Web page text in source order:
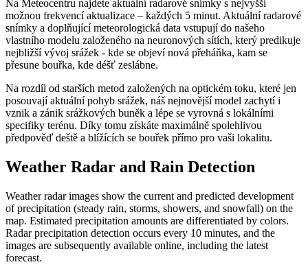
Na Meteocentru najdete aktuální radarové snímky s nejvyšší
možnou frekvencí aktualizace – každých 5 minut. Aktuální radarové
snímky a doplňující meteorologická data vstupují do našeho
vlastního modelu založeného na neuronových sítích, který predikuje
nejbližší vývoj srážek - kde se objeví nová přeháňka, kam se
přesune bouřka, kde déšť zeslábne.
Na rozdíl od starších metod založených na optickém toku, které jen
posouvají aktuální pohyb srážek, náš nejnovější model zachytí i
vznik a zánik srážkových buněk a lépe se vyrovná s lokálními
specifiky terénu. Díky tomu získáte maximálně spolehlivou
předpověď deště a blížících se bouřek přímo pro vaši lokalitu.
Weather Radar and Rain Detection
Weather radar images show the current and predicted development
of precipitation (steady rain, storms, showers, and snowfall) on the
map. Estimated precipitation amounts are differentiated by colors.
Radar precipitation detection occurs every 10 minutes, and the
images are subsequently available online, including the latest
forecast.